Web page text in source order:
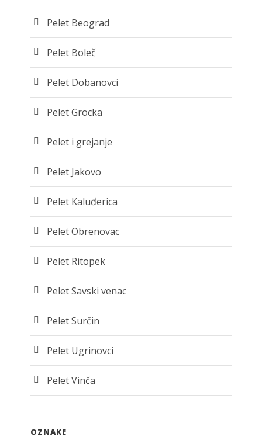
Pelet Beograd
Pelet Boleč
Pelet Dobanovci
Pelet Grocka
Pelet i grejanje
Pelet Jakovo
Pelet Kaluđerica
Pelet Obrenovac
Pelet Ritopek
Pelet Savski venac
Pelet Surčin
Pelet Ugrinovci
Pelet Vinča
OZNAKE